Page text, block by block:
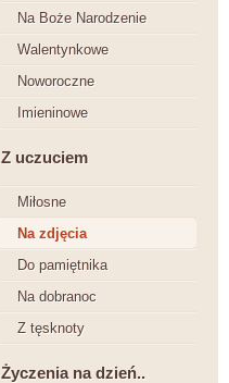
Na Boże Narodzenie
Walentynkowe
Noworoczne
Imieninowe
Z uczuciem
Miłosne
Na zdjęcia
Do pamiętnika
Na dobranoc
Z tęsknoty
Życzenia na dzień..